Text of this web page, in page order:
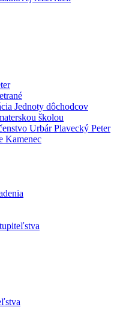
Jednoty dôchodcov
školou
Urbár Plavecký Peter
Kamenec